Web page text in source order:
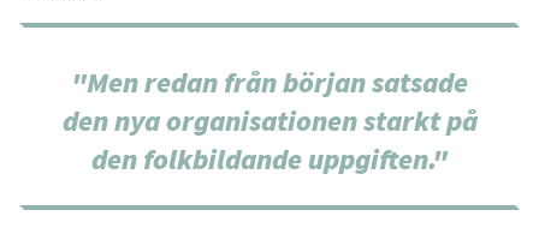
"Men redan från början satsade
den nya organisationen starkt på
den folkbildande uppgiften."